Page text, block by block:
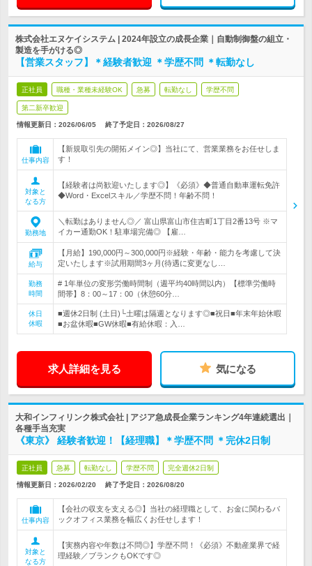
株式会社エヌケイシステム | 2024年設立の成長企業｜自動制御盤の組立・
製造を手がける◎
【営業スタッフ】＊経験者歓迎 ＊学歴不問 ＊転勤なし
正社員 職種・業種未経験OK 急募 転勤なし 学歴不問
第二新卒歓迎
情報更新日：2026/06/05 終了予定日： 2026/08/27
仕事内容
【新規取引先の開拓メイン◎】当社にて、営業業務をお任せしま
す！
対象と
なる方
【経験者は尚歓迎いたします◎】《必須》◆普通自動車運転免許
◆Word・Excelスキル／学歴不問！年齢不問！
勤務地
＼転勤はありません◎／ 富山県富山市住吉町1丁目2番13号 ※マ
イカー通勤OK！駐車場完備◎ 【雇…
給与
【月給】190,000円～300,000円※経験・年齢・能力を考慮して決
定いたします※試用期間3ヶ月(待遇に変更なし…
勤務
時間
# 1年単位の変形労働時間制（週平均40時間以内）【標準労働時
間帯】8：00～17：00（休憩60分…
休日
休暇
■週休2日制 (土日)└土曜は隔週となります◎■祝日■年末年始休暇
■お盆休暇■GW休暇■有給休暇：入…
求人詳細を見る 気になる
大和インフィリンク株式会社 | アジア急成長企業ランキング4年連続選出｜
各種手当充実
《東京》 経験者歓迎！【経理職】＊学歴不問 ＊完休2日制
正社員 急募 転勤なし 学歴不問 完全週休2日制
情報更新日：2026/02/20 終了予定日： 2026/08/20
仕事内容
【会社の収支を支える◎】当社の経理職として、お金に関わるバ
ックオフィス業務を幅広くお任せします！
対象と
なる方
【実務内容や年数は不問◎】学歴不問！《必須》不動産業界で経
理経験／ブランクもOKです◎